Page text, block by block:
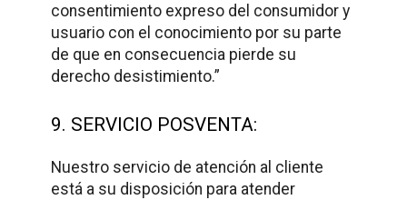
consentimiento expreso del consumidor y
usuario con el conocimiento por su parte
de que en consecuencia pierde su
derecho desistimiento.”
9. SERVICIO POSVENTA:
Nuestro servicio de atención al cliente
está a su disposición para atender